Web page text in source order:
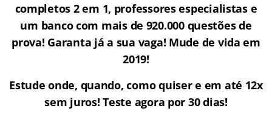
completos 2 em 1, professores especialistas e
um banco com mais de 920.000 questões de
prova! Garanta já a sua vaga! Mude de vida em
2019!
Estude onde, quando, como quiser e em até 12x
sem juros! Teste agora por 30 dias!